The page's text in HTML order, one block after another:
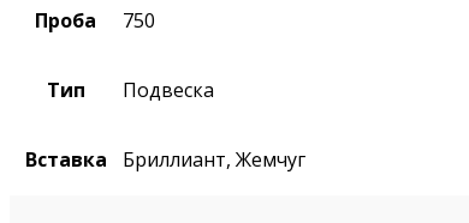
Проба 750
Тип Подвеска
Вставка Бриллиант, Жемчуг